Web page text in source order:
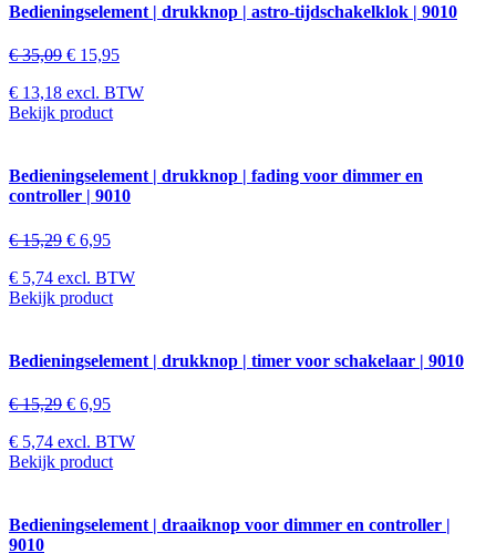
Bedieningselement | drukknop | astro-tijdschakelklok | 9010
€35,09 € 15,95
€ 13,18 excl. BTW
Bekijk product
Bedieningselement | drukknop | fading voor dimmer en
controller | 9010
€15,29 € 6,95
€ 5,74 excl. BTW
Bekijk product
Bedieningselement | drukknop | timer voor schakelaar | 9010
€15,29 € 6,95
€ 5,74 excl. BTW
Bekijk product
Bedieningselement | draaiknop voor dimmer en controller |
9010